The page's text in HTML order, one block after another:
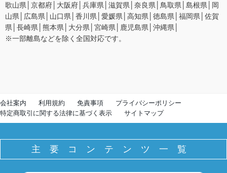
歌山県│京都府│大阪府│兵庫県│滋賀県│奈良県│鳥取県│島根県│岡
山県│広島県│山口県│香川県│愛媛県│高知県│徳島県│福岡県│佐賀
県│長崎県│熊本県│大分県│宮崎県│鹿児島県│沖縄県│
※一部離島などを除く全国対応です。
会社案内 利用規約 免責事項
プライバシーポリシー
特定商取引に関する法律に基づく表示
サイトマップ
主要コンテンツ一覧